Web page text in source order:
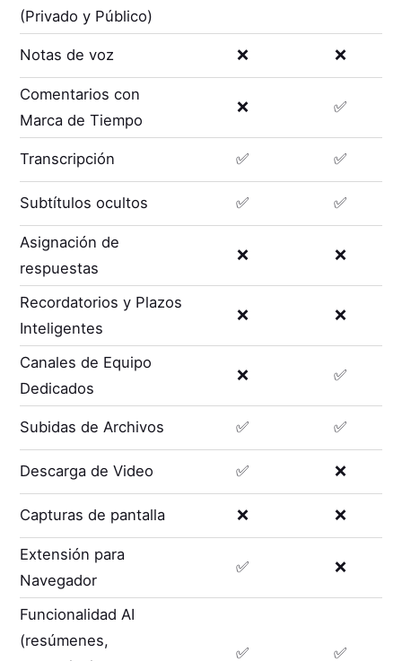
(Privado y Público)
Notas de voz ❌ ❌
Comentarios con
Marca de Tiempo
❌ ✅
Transcripción ✅ ✅
Subtítulos ocultos ✅ ✅
Asignación de
respuestas
❌ ❌
Recordatorios y Plazos
Inteligentes
❌ ❌
Canales de Equipo
Dedicados
❌ ✅
Subidas de Archivos ✅ ✅
Descarga de Video ✅ ❌
Capturas de pantalla ❌ ❌
Extensión para
Navegador
✅ ❌
Funcionalidad AI
(resúmenes,
✅ ✅